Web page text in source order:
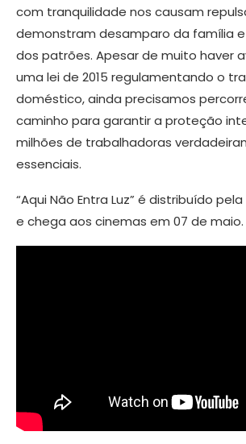
com tranquilidade nos causam
demonstram desamparo da família
dos patrões. Apesar de muito haver
uma lei de 2015 regulamentando o
doméstico, ainda precisamos
caminho para garantir a proteção
milhões de trabalhadoras
essenciais.
“Aqui Não Entra Luz” é distribuído
e chega aos cinemas em 07 de